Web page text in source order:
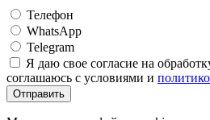
Телефон
WhatsApp
Telegram
Я даю свое согласие на
соглашаюсь с условиями и
Отправить